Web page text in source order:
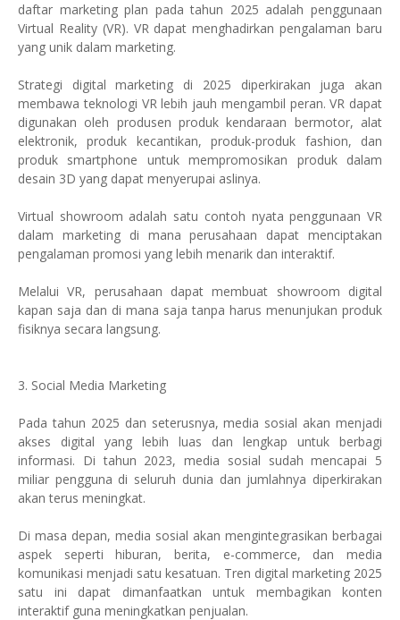
daftar marketing plan pada tahun 2025 adalah penggunaan
Virtual Reality (VR). VR dapat menghadirkan pengalaman baru
yang unik dalam marketing.
Strategi digital marketing di 2025 diperkirakan juga akan
membawa teknologi VR lebih jauh mengambil peran. VR dapat
digunakan oleh produsen produk kendaraan bermotor, alat
elektronik, produk kecantikan, produk-produk fashion, dan
produk smartphone untuk mempromosikan produk dalam
desain 3D yang dapat menyerupai aslinya.
Virtual showroom adalah satu contoh nyata penggunaan VR
dalam marketing di mana perusahaan dapat menciptakan
pengalaman promosi yang lebih menarik dan interaktif.
Melalui VR, perusahaan dapat membuat showroom digital
kapan saja dan di mana saja tanpa harus menunjukan produk
fisiknya secara langsung.
3. Social Media Marketing
Pada tahun 2025 dan seterusnya, media sosial akan menjadi
akses digital yang lebih luas dan lengkap untuk berbagi
informasi. Di tahun 2023, media sosial sudah mencapai 5
miliar pengguna di seluruh dunia dan jumlahnya diperkirakan
akan terus meningkat.
Di masa depan, media sosial akan mengintegrasikan berbagai
aspek seperti hiburan, berita, e-commerce, dan media
komunikasi menjadi satu kesatuan. Tren digital marketing 2025
satu ini dapat dimanfaatkan untuk membagikan konten
interaktif guna meningkatkan penjualan.